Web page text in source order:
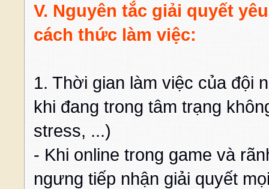
V. Nguyên tắc giải quyết
cách thức làm việc:
1. Thời gian làm việc của đội
khi đang trong tâm trạng
stress, ...)
- Khi online trong game và
ngưng tiếp nhận giải quyết